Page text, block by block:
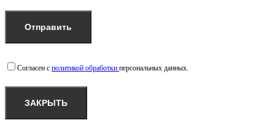
Согласен с политикой обработки персональных данных.
ЗАКРЫТЬ